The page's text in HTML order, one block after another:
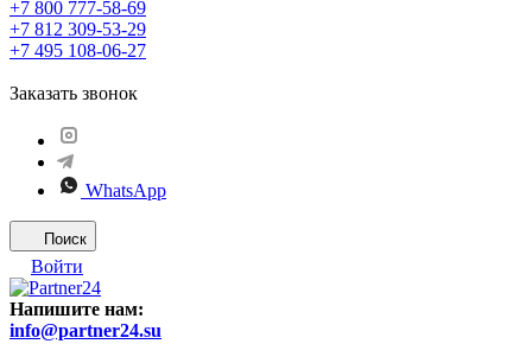
+7 800 777-58-69
+7 812 309-53-29
+7 495 108-06-27
Заказать звонок
WhatsApp
Поиск
Войти
Напишите нам:
info@partner24.su